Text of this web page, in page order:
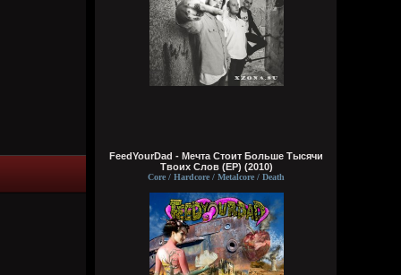
typical crabs
Вчера в 17:57:59
пересматриваю баттлы. ведь
версус,слово и рбл уже загнулись. даже
лига гнойного помоему.
FeedYourDad - Мечта Стоит Больше Тысячи
Твоих Слов (EP) (2010)
Core / Hardcore / Metalcore / Death